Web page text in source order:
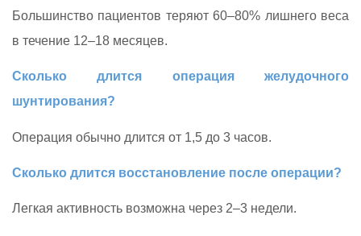
Большинство пациентов теряют 60–80% лишнего веса
в течение 12–18 месяцев.
Сколько длится операция желудочного
шунтирования?
Операция обычно длится от 1,5 до 3 часов.
Сколько длится восстановление после операции?
Легкая активность возможна через 2–3 недели.